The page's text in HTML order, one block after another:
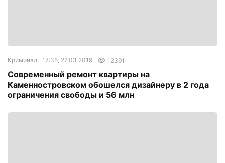
Криминал 17:35, 27.03.2019 12391
Современный ремонт квартиры на
Каменностровском обошелся дизайнеру в 2 года
ограничения свободы и 56 млн